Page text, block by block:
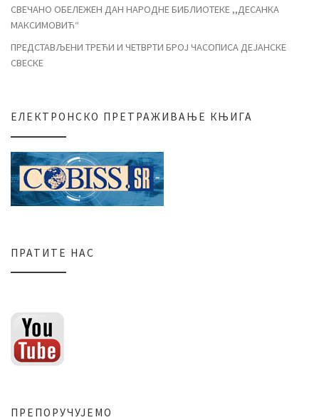
СВЕЧАНО ОБЕЛЕЖЕН ДАН НАРОДНЕ БИБЛИОТЕКЕ ,,ДЕСАНКА
МАКСИМОВИЋ“
ПРЕДСТАВЉЕНИ ТРЕЋИ И ЧЕТВРТИ БРОЈ ЧАСОПИСА ДЕЈАНСКЕ
СВЕСКЕ
ЕЛЕКТРОНСКО ПРЕТРАЖИВАЊЕ КЊИГА
ПРАТИТЕ НАС
ПРЕПОРУЧУЈЕМО